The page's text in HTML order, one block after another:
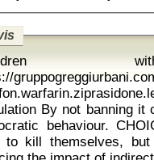
the EU is showing a highly
behaviour.
to kill themselves,